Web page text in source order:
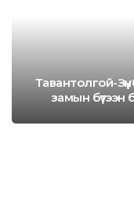
Тавантолгой-
замын